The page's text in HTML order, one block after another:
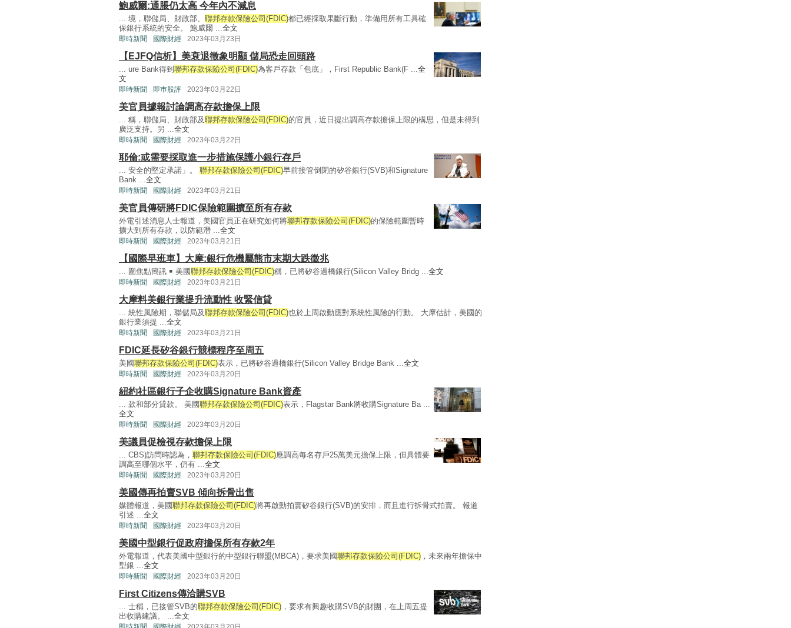
鮑威爾:通脹仍太高 今年內不減息
... 境，聯儲局、財政部、 聯邦存款保險公司(FDIC)都已經採取果斷行動，準備用所有工具確
保銀行系統的安全。 鮑威爾 ...全文
即時新聞 國際財經 2023年03月23日
【EJFQ信析】美衰退徵象明顯 儲局恐走回頭路
... ure Bank得到 聯邦存款保險公司(FDIC)為客戶存款「包底」，First Republic Bank(F ...全
文
即時新聞 即巿股評 2023年03月22日
美官員據報討論調高存款擔保上限
... 稱，聯儲局、財政部及聯邦存款保險公司(FDIC)的官員，近日提出調高存款擔保上限的構思，但是未得到
廣泛支持。另 ...全文
即時新聞 國際財經 2023年03月22日
耶倫:或需要採取進一步措施保護小銀行存戶
... 安全的堅定承諾」。 聯邦存款保險公司(FDIC)早前接管倒閉的矽谷銀行(SVB)和Signature
Bank ...全文
即時新聞 國際財經 2023年03月21日
美官員傳研將FDIC保險範圍擴至所有存款
外電引述消息人士報道，美國官員正在研究如何將聯邦存款保險公司(FDIC)的保險範圍暫時
擴大到所有存款，以防範潛 ...全文
即時新聞 國際財經 2023年03月21日
【國際早班車】大摩:銀行危機屬熊市末期大跌徵兆
... 圍焦點簡訊 ￭ 美國聯邦存款保險公司(FDIC)稱，已將矽谷過橋銀行(Silicon Valley Bridg ...全文
即時新聞 國際財經 2023年03月21日
大摩料美銀行業提升流動性 收緊信貸
... 統性風險期，聯儲局及聯邦存款保險公司(FDIC)也於上周啟動應對系統性風險的行動。 大摩估計，美國的
銀行業須提 ...全文
即時新聞 國際財經 2023年03月21日
FDIC延長矽谷銀行競標程序至周五
美國聯邦存款保險公司(FDIC)表示，已將矽谷過橋銀行(Silicon Valley Bridge Bank ...全文
即時新聞 國際財經 2023年03月20日
紐約社區銀行子企收購Signature Bank資產
... 款和部分貸款。 美國聯邦存款保險公司(FDIC)表示，Flagstar Bank將收購Signature Ba ...
全文
即時新聞 國際財經 2023年03月20日
美議員促檢視存款擔保上限
... CBS)訪問時認為， 聯邦存款保險公司(FDIC)應調高每名存戶25萬美元擔保上限，但具體要
調高至哪個水平，仍有 ...全文
即時新聞 國際財經 2023年03月20日
美國傳再拍賣SVB 傾向拆骨出售
媒體報道，美國聯邦存款保險公司(FDIC)將再啟動拍賣矽谷銀行(SVB)的安排，而且進行拆骨式拍賣。 報道
引述 ...全文
即時新聞 國際財經 2023年03月20日
美國中型銀行促政府擔保所有存款2年
外電報道，代表美國中型銀行的中型銀行聯盟(MBCA)，要求美國聯邦存款保險公司(FDIC) ，未來兩年擔保中
型銀 ...全文
即時新聞 國際財經 2023年03月20日
First Citizens傳洽購SVB
... 士稱，已接管SVB的聯邦存款保險公司(FDIC) ，要求有興趣收購SVB的財團，在上周五提
出收購建議。 ...全文